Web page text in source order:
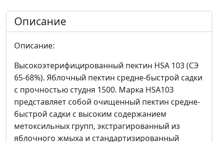
Описание
Описание:
Высокоэтерифицированный пектин HSA 103 (СЭ
65-68%). Яблочный пектин средне-быстрой садки
с прочностью студня 1500. Марка HSA103
представляет собой очищенный пектин средне-
быстрой садки с высоким содержанием
метоксильных групп, экстрагированный из
яблочного жмыха и стандартизированный